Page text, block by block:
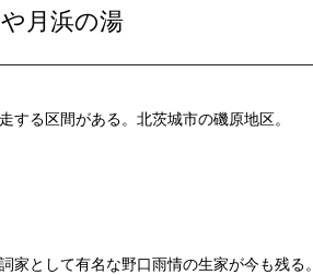
月浜の湯
する区間がある。北茨城市の磯原地区。
家として有名な野口雨情の生家が今も残る。